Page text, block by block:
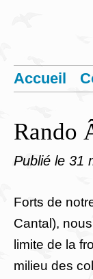
Accueil
Rando
Publié le 31
Forts de
Cantal),
limite de la
milieu des